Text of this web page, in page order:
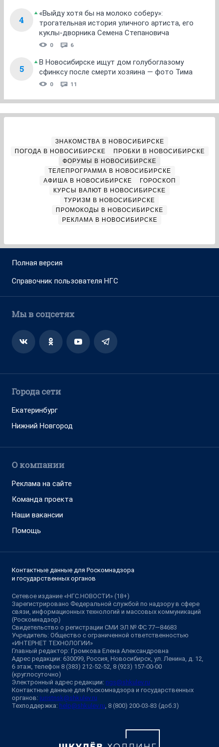
4
«Выйду хотя бы на молоко соберу»:
трогательная история уличного артиста, его
куклы-дворника Семена Степановича
0 6
5
В Новосибирске ищут дом голубоглазому
сфинксу после смерти хозяина — фото Тима
0 11
ЗНАКОМСТВА В НОВОСИБИРСКЕ
ПОГОДА В НОВОСИБИРСКЕ
ПРОБКИ В НОВОСИБИРСКЕ
ФОРУМЫ В НОВОСИБИРСКЕ
ТЕЛЕПРОГРАММА В НОВОСИБИРСКЕ
АФИША В НОВОСИБИРСКЕ
ГОРОСКОП
КУРСЫ ВАЛЮТ В НОВОСИБИРСКЕ
ТУРИЗМ В НОВОСИБИРСКЕ
ПРОМОКОДЫ В НОВОСИБИРСКЕ
РЕКЛАМА В НОВОСИБИРСКЕ
Полная версия
Справочник пользователя НГС
Мы в соцсетях
Города сети
Екатеринбург
Нижний Новгород
О компании
Реклама на сайте
Команда проекта
Наши вакансии
Помощь
Контактные данные для Роскомнадзора
и государственных органов
Сетевое издание «НГС.НОВОСТИ» (18+)
Зарегистрировано Федеральной службой по надзору в сфере
связи, информационных технологий и массовых коммуникаций
(Роскомнадзор)
Свидетельство о регистрации СМИ ЭЛ № ФС 77—84683
Учредитель: Общество с ограниченной ответственностью
«ИНТЕРНЕТ ТЕХНОЛОГИИ»
Главный редактор: Громкова Елена Александровна
Адрес редакции: 630099, Россия, Новосибирск, ул. Ленина, д. 12,
6 этаж, телефон 8 (383) 212-52-52, 8 (923) 157-00-00
(круглосуточно)
Электронный адрес редакции: ngs@shkulev.ru
Контактные данные для Роскомнадзора и государственных
органов: juristnsk@shkulev.ru
Техподдержка: help@shkulev.ru , 8 (800) 200-03-83 (доб.3)